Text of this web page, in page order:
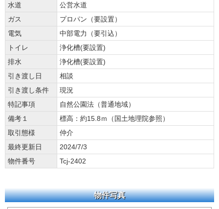
水道
公営水道
ガス
プロパン（要設置）
電気
中部電力（要引込）
トイレ
浄化槽(要設置)
排水
浄化槽(要設置)
引き渡し日
相談
引き渡し条件
現況
特記事項
自然公園法（普通地域）
備考１
標高：約15.8ｍ（国土地理院参照）
取引態様
仲介
最終更新日
2024/7/3
物件番号
Tcj-2402
物件写真